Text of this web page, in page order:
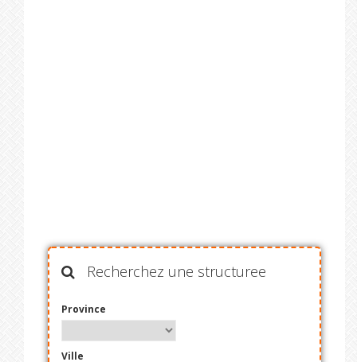
Recherchez une structuree
Province
Ville